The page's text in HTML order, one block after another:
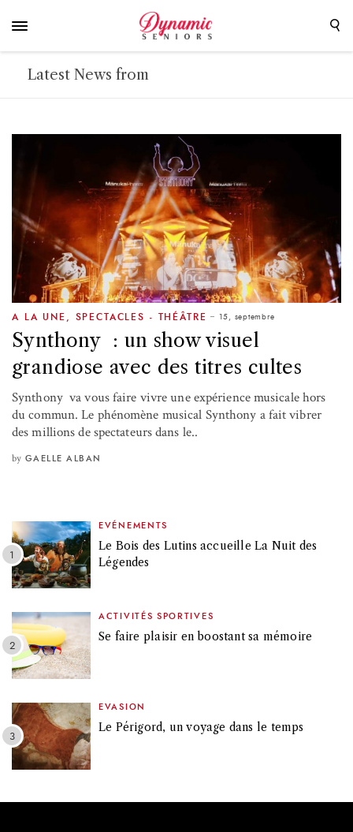
Latest News from
A LA UNE SPECTACLES - THÉÂTRE 15, septembre
Synthony : un show visuel
grandiose avec des titres cultes
Synthony va vous faire vivre une expérience musicale hors
du commun. Le phénomène musical Synthony a fait vibrer
des millions de spectateurs dans le..
by GAELLE ALBAN
EVÉNEMENTS
Le Bois des Lutins accueille La Nuit des
Légendes
ACTIVITÉS SPORTIVES
Se faire plaisir en boostant sa mémoire
EVASION
Le Périgord, un voyage dans le temps